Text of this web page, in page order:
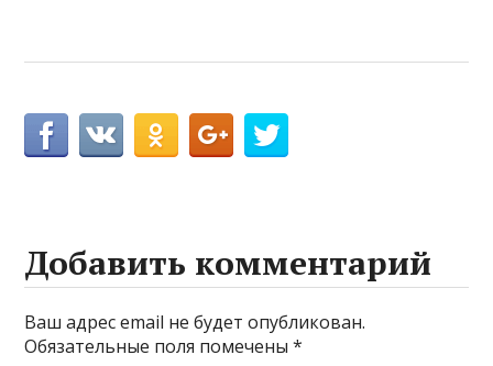
Добавить комментарий
Ваш адрес email не будет опубликован.
Обязательные поля помечены*